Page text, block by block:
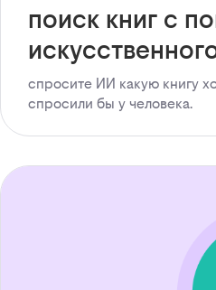
поиск книг с
спросите ИИ какую книгу
спросили бы у человека.